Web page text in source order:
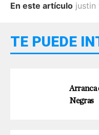
En este artículo justin
TE PUEDE
Arranca
Negras